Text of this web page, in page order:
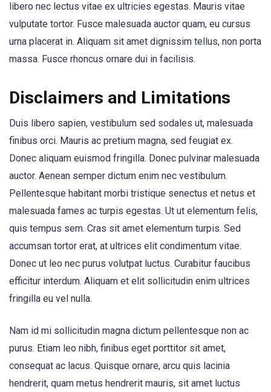
libero nec lectus vitae ex ultricies egestas. Mauris vitae
vulputate tortor. Fusce malesuada auctor quam, eu cursus
urna placerat in. Aliquam sit amet dignissim tellus, non porta
massa. Fusce rhoncus ornare dui in facilisis.
Disclaimers and Limitations
Duis libero sapien, vestibulum sed sodales ut, malesuada
finibus orci. Mauris ac pretium magna, sed feugiat ex.
Donec aliquam euismod fringilla. Donec pulvinar malesuada
auctor. Aenean semper dictum enim nec vestibulum.
Pellentesque habitant morbi tristique senectus et netus et
malesuada fames ac turpis egestas. Ut ut elementum felis,
quis tempus sem. Cras sit amet elementum turpis. Sed
accumsan tortor erat, at ultrices elit condimentum vitae.
Donec ut leo nec purus volutpat luctus. Curabitur faucibus
efficitur interdum. Aliquam et elit sollicitudin enim ultrices
fringilla eu vel nulla.
Nam id mi sollicitudin magna dictum pellentesque non ac
purus. Etiam leo nibh, finibus eget porttitor sit amet,
consequat ac lacus. Quisque ornare, arcu quis lacinia
hendrerit, quam metus hendrerit mauris, sit amet luctus